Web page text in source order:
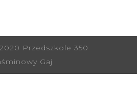
Przedszkole 350
Gaj